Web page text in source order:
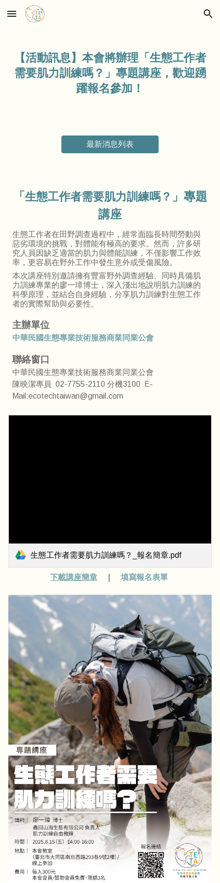
Skip to main content Skip to navigation
【活動訊息】本會將辦理「生態工作者
需要肌力訓練嗎？ 」專題講座，歡迎踴
躍報名參加！
最新消息列表
「 生態工作者需要肌力訓練嗎？ 」專題
講座
生態工作者在田野調查過程中，經常面臨長時間勞動與
惡劣環境的挑戰，對體能有極高的要求。然而，許多研
究人員因缺乏適當的肌力與體能訓練，不僅影響工作效
率，更容易在野外工作中發生意外或受傷風險。
本次講座特別邀請擁有豐富野外調查經驗、同時具備肌
力訓練專業的廖一璋博士，深入淺出地說明肌力訓練的
科學原理，並結合自身經驗，分享肌力訓練對生態工作
者的實際幫助與必要性。
主辦單位
中華民國生態專業技術服務商業同業公會
聯絡窗口
中華民國生態專業技術服務商業同業公會
陳映潔專員 02-7755-2110 分機3100 E-
Mail:ecotechtaiwan@gmail.com
生態工作者需要肌力訓練嗎？_報名簡章.pdf
下載講座簡章 填寫報名表單